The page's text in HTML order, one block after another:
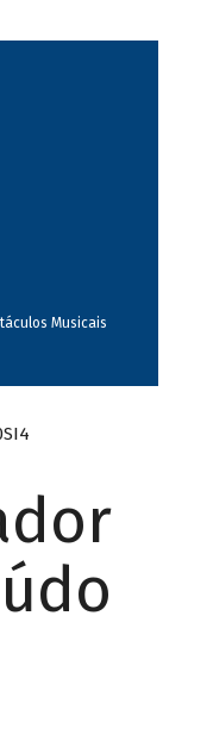
Musicais